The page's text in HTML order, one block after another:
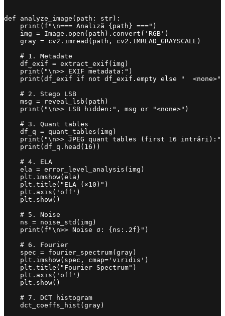
def analyze_image(path: str):
    print(f"\n=== Analiză {path} ===")
    img = Image.open(path).convert('RGB')
    gray = cv2.imread(path, cv2.IMREAD_GRAYSCALE)
    # 1. Metadate
    df_exif = extract_exif(img)
    print("\n>> EXIF metadata:")
    print(df_exif if not df_exif.empty else "  <none>")
    # 2. Stego LSB
    msg = reveal_lsb(path)
    print("\n>> LSB hidden:", msg or "<none>")
    # 3. Quant tables
    df_q = quant_tables(img)
    print("\n>> JPEG quant tables (first 16 intrări):")
    print(df_q.head(16))
    # 4. ELA
    ela = error_level_analysis(img)
    plt.imshow(ela)
    plt.title("ELA (×10)")
    plt.axis('off')
    plt.show()
    # 5. Noise
    ns = noise_std(img)
    print(f"\n>> Noise σ: {ns:.2f}")
    # 6. Fourier
    spec = fourier_spectrum(gray)
    plt.imshow(spec, cmap='viridis')
    plt.title("Fourier Spectrum")
    plt.axis('off')
    plt.show()
    # 7. DCT histogram
    dct_coeffs_hist(gray)